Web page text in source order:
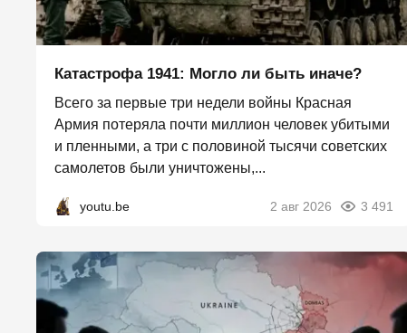
Катастрофа 1941: Могло ли быть иначе?
Всего за первые три недели войны Красная
Армия потеряла почти миллион человек убитыми
и пленными, а три с половиной тысячи советских
самолетов были уничтожены,...
youtu.be 2 авг 2026 3 491